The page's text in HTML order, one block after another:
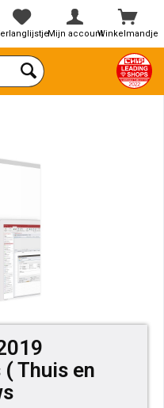
Winkelmandje
Mijn account
Thuis en